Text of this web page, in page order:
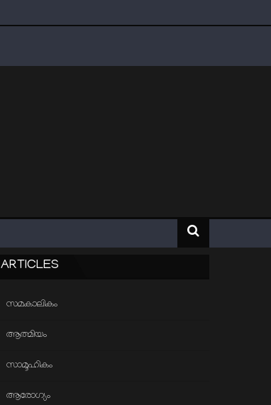
ARTICLES
സമകാലികം
ആത്മിയം
സാമൂഹികം
ആരോഗ്യം